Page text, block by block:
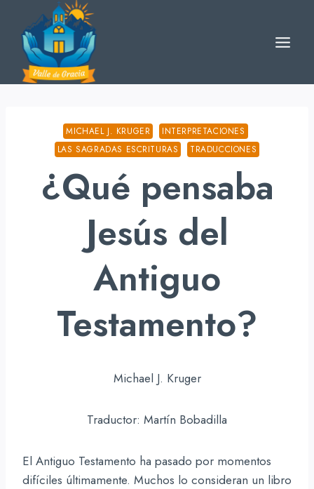
content
MICHAEL J. KRUGER
INTERPRETACIONES
LAS SAGRADAS ESCRITURAS
TRADUCCIONES
¿Qué pensaba
Jesús del
Antiguo
Testamento?
Michael J. Kruger
Traductor: Martín Bobadilla
El Antiguo Testamento ha pasado por momentos
difíciles últimamente. Muchos lo consideran un libro